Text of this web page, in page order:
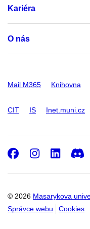
Kariéra
O nás
Mail M365 Knihovna
CIT IS Inet.muni.cz
© 2026 Masarykova
Správce webu
Cookies
Facebook